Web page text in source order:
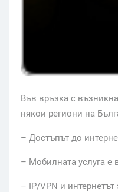
Във връзка с
някои региони на
– Достъпът до
– Мобилната услуга е
– IP/VPN и